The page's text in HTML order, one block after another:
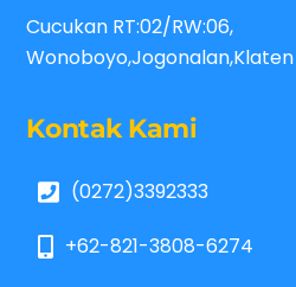
Cucukan RT:02/RW:06,
Kontak Kami
(0272)3392333
+62-821-3808-6274